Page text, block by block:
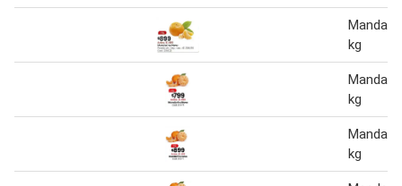
kg
kg
kg